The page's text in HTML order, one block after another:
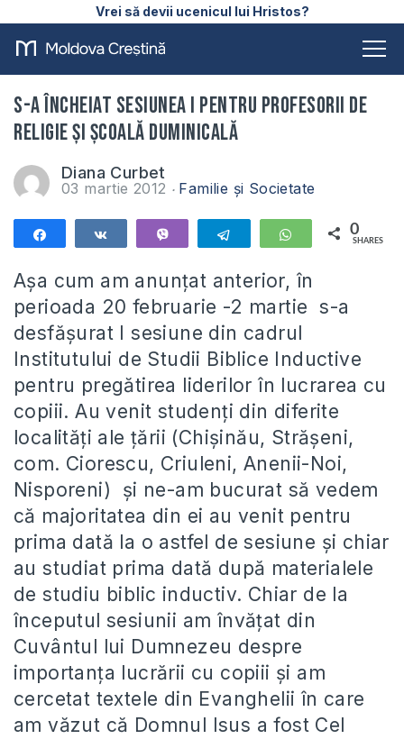
Vrei să devii ucenicul lui Hristos?
S-a încheiat sesiunea I pentru profesorii de
Religie și Școală Duminicală
Diana Curbet
03 martie 2012 Familie și Societate
Telegram WhatsApp
0
SHARES
Așa cum am anunțat anterior, în
perioada 20 februarie -2 martie s-a
desfășurat I sesiune din cadrul
Institutului de Studii Biblice Inductive
pentru pregătirea liderilor în lucrarea cu
copiii. Au venit studenți din diferite
localități ale țării (Chișinău, Strășeni,
com. Ciorescu, Criuleni, Anenii-Noi,
Nisporeni) și ne-am bucurat să vedem
că majoritatea din ei au venit pentru
prima dată la o astfel de sesiune și chiar
au studiat prima dată după materialele
de studiu biblic inductiv. Chiar de la
începutul sesiunii am învățat din
Cuvântul lui Dumnezeu despre
importanța lucrării cu copiii și am
cercetat textele din Evanghelii în care
am văzut că Domnul Isus a fost Cel